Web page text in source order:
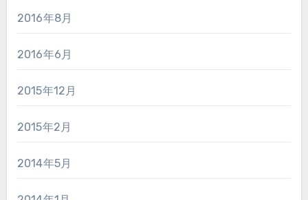
2016年8月
2016年6月
2015年12月
2015年2月
2014年5月